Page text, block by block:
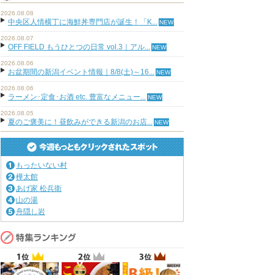
2026.08.08
中央区人情横丁に海鮮丼専門店が誕生！「K...
2026.08.07
OFF FIELD もうひとつの日常 vol.3｜アル...
2026.08.06
お盆期間の新潟イベント情報｜8/8(土)～16...
2026.08.06
ラーメン･定食･お酒 etc. 豊富なメニュー...
2026.08.05
夏のご褒美に！昼飲みができる新潟のお店...
もったいない村
樺太館
あげ家 松兵衛
山の湯
舟隠し岩